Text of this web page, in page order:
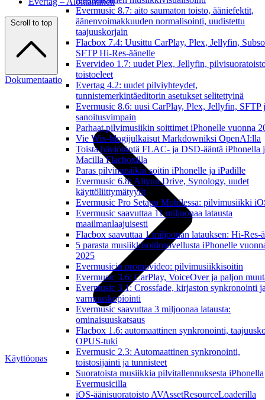
Evermusic 8.7: aito saumaton toisto, ääniefektit,
äänenvoimakkuuden normalisointi, uudistettu
taajuuskorjain
Flacbox 7.4: Uusittu CarPlay, Plex, Jellyfin,
SFTP Hi-Res-äänelle
Evervideo 1.7: uudet Plex, Jellyfin,
toistoeleet
Evertag 4.2: uudet pilviyhteydet,
tunnistemerkintäeditorin asetukset selitettyinä
Evermusic 8.6: uusi CarPlay, Plex, Jellyfin, SFTP
sanoitusvimpain
Parhaat pilvimusiikin soittimet iPhonelle vuonna
Vie Wix-blogijulkaisut Markdowniksi OpenAI:lla
Toista häviötöntä FLAC- ja DSD-ääntä iPhonella
Macilla Flacboxilla
Paras pilvimusiikin soitin iPhonelle ja iPadille
Evermusic 6.8: Aliyun Drive, Synology, uudet
käyttöliittymätyylit
Evermusic Pro Setapp Mobilessa: pilvimusiikki
Evermusic saavuttaa 11 miljoonaa latausta
maailmanlaajuisesti
Flacbox saavuttaa 1 miljoonan latauksen: Hi-Res-
5 parasta musiikkisoitinsovellusta iPhonelle
2025
Evermusicin promovideo: pilvimusiikkisoitin
Evermusic 3.6: CarPlay, VoiceOver ja paljon
Evermusic 3.1: Crossfade, kirjaston synkronointi
varmuuskopiointi
Evermusic saavuttaa 3 miljoonaa latausta:
ominaisuuskatsaus
Flacbox 1.6: automaattinen synkronointi,
OPUS-tuki
Evermusic 2.3: Automaattinen synkronointi,
toistosijainti ja tunnisteet
Suoratoista musiikkia pilvitallennuksesta iPhonella
Evermusicilla
iOS-äänisuoratoisto AVAssetResourceLoaderilla
Scroll to top
Dokumentaatio
Käyttöopas